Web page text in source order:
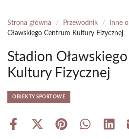
Strona główna / Przewodnik / Inne
Oławskiego Centrum Kultury Fizycznej
Stadion
Kultury Fizycznej
OBIEKTY SPORTOWE
Share
Share Share Share Share